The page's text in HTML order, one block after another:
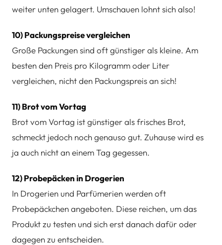
weiter unten gelagert. Umschauen lohnt sich also!
10) Packungspreise vergleichen
Große Packungen sind oft günstiger als kleine. Am
besten den Preis pro Kilogramm oder Liter
vergleichen, nicht den Packungspreis an sich!
11) Brot vom Vortag
Brot vom Vortag ist günstiger als frisches Brot,
schmeckt jedoch noch genauso gut. Zuhause wird es
ja auch nicht an einem Tag gegessen.
12) Probepäcken in Drogerien
In Drogerien und Parfümerien werden oft
Probepäckchen angeboten. Diese reichen, um das
Produkt zu testen und sich erst danach dafür oder
dagegen zu entscheiden.